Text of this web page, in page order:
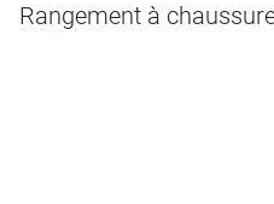
Rangement à